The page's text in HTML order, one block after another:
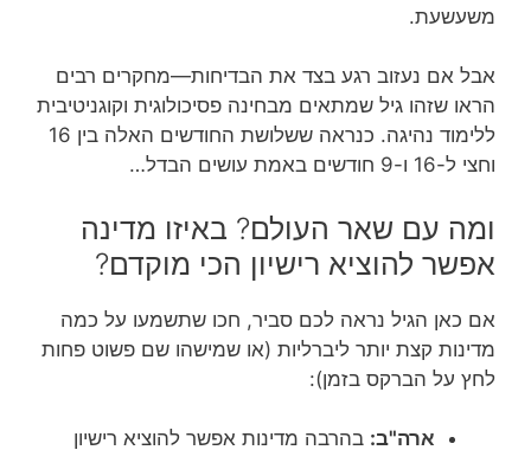
משעשעת.
אבל אם נעזוב רגע בצד את הבדיחות—מחקרים רבים
הראו שזהו גיל שמתאים מבחינה פסיכולוגית וקוגניטיבית
ללימוד נהיגה. כנראה ששלושת החודשים האלה בין 16
וחצי ל-16 ו-9 חודשים באמת עושים הבדל…
ומה עם שאר העולם? באיזו מדינה
אפשר להוציא רישיון הכי מוקדם?
אם כאן הגיל נראה לכם סביר, חכו שתשמעו על כמה
מדינות קצת יותר ליברליות (או שמישהו שם פשוט פחות
לחץ על הברקס בזמן):
ארה"ב: בהרבה מדינות אפשר להוציא רישיון